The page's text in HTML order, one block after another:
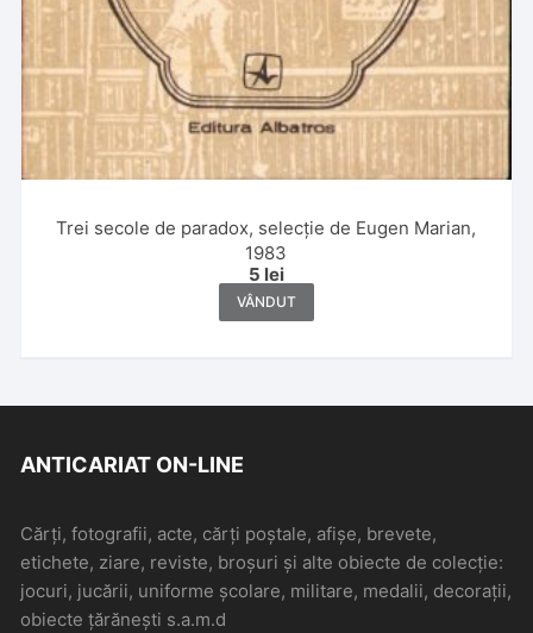
Trei secole de paradox, selecție de Eugen Marian,
1983
5 lei
VÂNDUT
ANTICARIAT ON-LINE
Cărți, fotografii, acte, cărți poștale, afișe, brevete,
etichete, ziare, reviste, broșuri și alte obiecte de colecție:
jocuri, jucării, uniforme școlare, militare, medalii, decorații,
obiecte țărănești s.a.m.d